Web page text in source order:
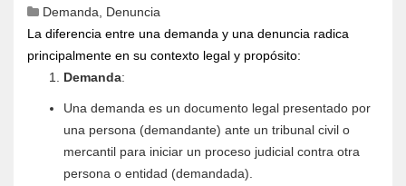
Demanda
Denuncia
La diferencia entre una demanda y una denuncia radica
principalmente en su contexto legal y propósito:
Demanda:
Una demanda es un documento legal presentado por
una persona (demandante) ante un tribunal civil o
mercantil para iniciar un proceso judicial contra otra
persona o entidad (demandada).